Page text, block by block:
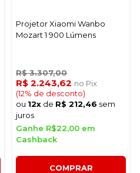
Projetor Xiaomi Wanbo
Mozart 1 900 Lúmens
R$ 3.307,00
R$ 2.243,62 no Pix
(12% de desconto)
ou 12x de R$ 212,46 sem
juros
Ganhe R$22,00 em
Cashback
COMPRAR